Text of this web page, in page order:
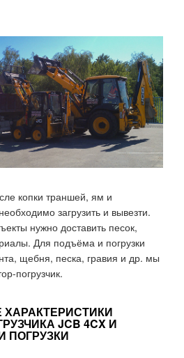
копки траншей, ям и
загрузить и вывезти.
нужно доставить песок,
Для подъёма и погрузки
щебня, песка, гравия и др. мы
погрузчик.
JCB 4CX И
ПОГРУЗКИ